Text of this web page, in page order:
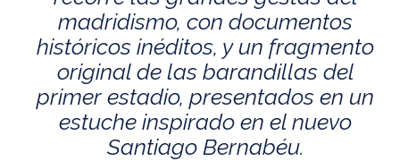
madridismo, con documentos
históricos inéditos, y un fragmento
original de las barandillas del
primer estadio, presentados en un
estuche inspirado en el nuevo
Santiago Bernabéu.